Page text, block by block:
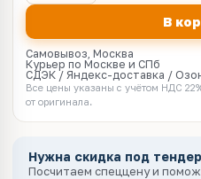
В
Самовывоз, Москва
Курьер по Москве и СПб
СДЭК / Яндекс-доставка /
Все цены указаны с учётом НДС
от оригинала.
Нужна скидка под
Посчитаем спеццену и